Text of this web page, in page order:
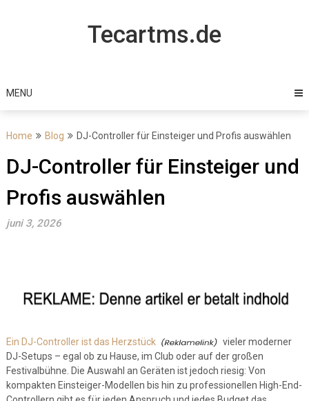
Tecartms.de
MENU
Home Blog DJ-Controller für Einsteiger und Profis auswählen
DJ-Controller für Einsteiger und
Profis auswählen
juni 3, 2026
Ein DJ-Controller ist das Herzstück
vieler moderner
DJ-Setups – egal ob zu Hause, im Club oder auf der großen
Festivalbühne. Die Auswahl an Geräten ist jedoch riesig: Von
kompakten Einsteiger-Modellen bis hin zu professionellen High-End-